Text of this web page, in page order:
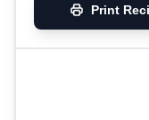
Print